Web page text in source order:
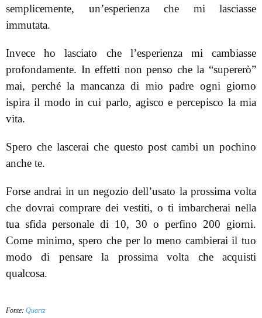
semplicemente, un’esperienza che mi lasciasse
immutata.
Invece ho lasciato che l’esperienza mi cambiasse
profondamente. In effetti non penso che la “supererò”
mai, perché la mancanza di mio padre ogni giorno
ispira il modo in cui parlo, agisco e percepisco la mia
vita.
Spero che lascerai che questo post cambi un pochino
anche te.
Forse andrai in un negozio dell’usato la prossima volta
che dovrai comprare dei vestiti, o ti imbarcherai nella
tua sfida personale di 10, 30 o perfino 200 giorni.
Come minimo, spero che per lo meno cambierai il tuo
modo di pensare la prossima volta che acquisti
qualcosa.
Fonte: Quartz